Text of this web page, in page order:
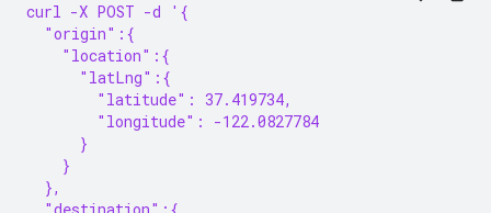
curl -X POST -d '{
  "origin":{
    "location":{
      "latLng":{
        "latitude": 37.419734,
        "longitude": -122.0827784
      }
    }
  },